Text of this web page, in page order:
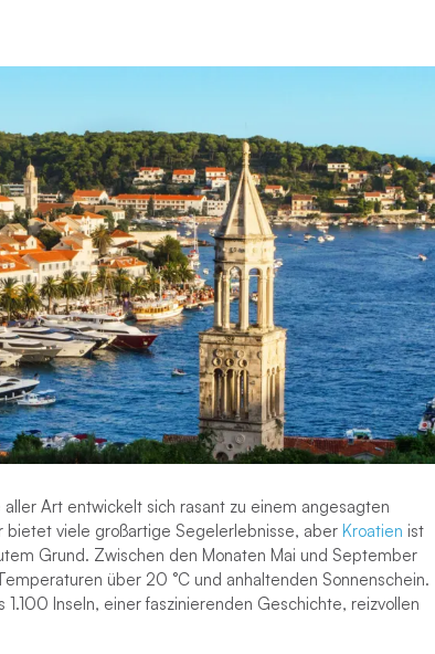
Art entwickelt sich rasant zu einem angesagten
bietet viele großartige Segelerlebnisse, aber Kroatien ist
Grund. Zwischen den Monaten Mai und September
über 20 °C und anhaltenden Sonnenschein.
Inseln, einer faszinierenden Geschichte, reizvollen